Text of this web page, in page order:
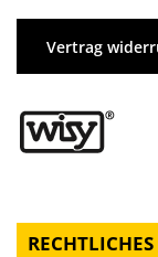
Vertrag
RECHTLICHES